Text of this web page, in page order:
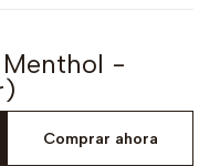
-
Comprar ahora